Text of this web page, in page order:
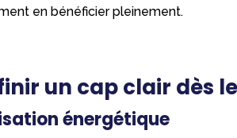
en bénéficier pleinement.
un cap clair dès
énergétique